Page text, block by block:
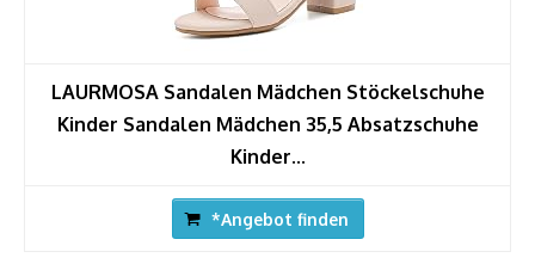
LAURMOSA Sandalen Mädchen Stöckelschuhe
Kinder Sandalen Mädchen 35,5 Absatzschuhe
Kinder...
*Angebot finden